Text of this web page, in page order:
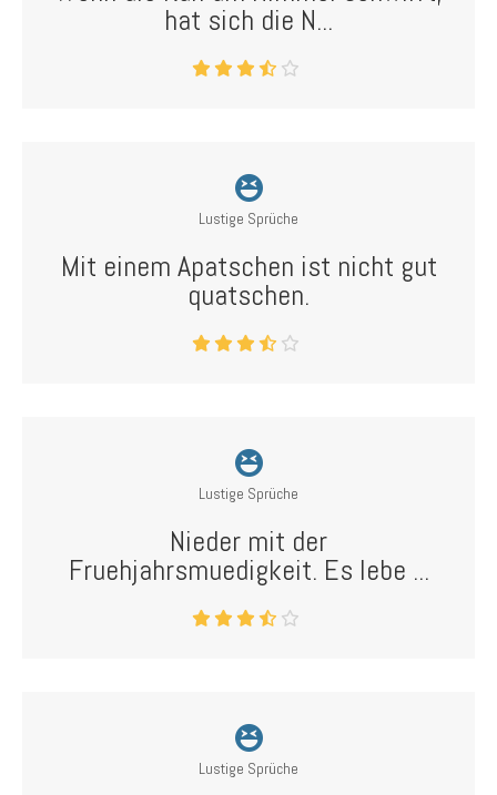
hat sich die N...
Lustige Sprüche
Mit einem Apatschen ist nicht gut
quatschen.
Lustige Sprüche
Nieder mit der
Fruehjahrsmuedigkeit. Es lebe ...
Lustige Sprüche